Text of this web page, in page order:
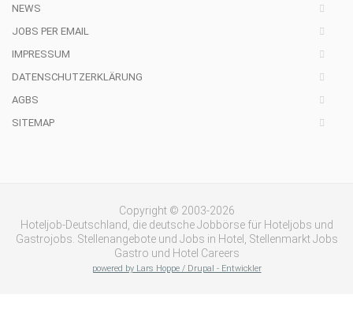
NEWS
JOBS PER EMAIL
IMPRESSUM
DATENSCHUTZERKLÄRUNG
AGBS
SITEMAP
Copyright © 2003-2026
Hoteljob-Deutschland, die deutsche Jobbörse für Hoteljobs und
Gastrojobs. Stellenangebote und Jobs in Hotel, Stellenmarkt Jobs
Gastro und Hotel Careers
powered by Lars Hoppe / Drupal - Entwickler